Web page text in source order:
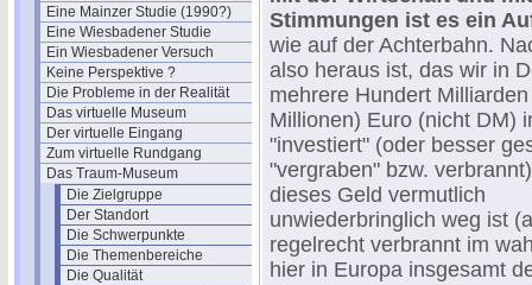
Eine Mainzer Studie (1990?)
Eine Wiesbadener Studie
Ein Wiesbadener Versuch
Keine Perspektive ?
Die Probleme in der Realität
Das virtuelle Museum
Der virtuelle Eingang
Zum virtuelle Rundgang
Das Traum-Museum
Die Zielgruppe
Der Standort
Die Schwerpunkte
Die Themenbereiche
Die Qualität
Stimmungen ist es ein
wie auf der Achterbahn.
also heraus ist, das wir in
mehrere Hundert
Millionen) Euro (nicht DM)
"investiert" (oder besser
"vergraben" bzw.
dieses Geld vermutlich
unwiederbringlich weg ist
regelrecht verbrannt im
hier in Europa insgesamt